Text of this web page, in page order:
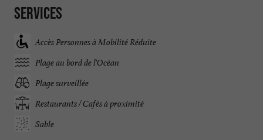
Services
Accès Personnes à Mobilité Réduite
Plage au bord de l'Océan
Plage surveillée
Restaurants / Cafés à proximité
Sable